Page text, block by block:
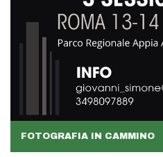
FOTOGRAFIA IN CAMMINO